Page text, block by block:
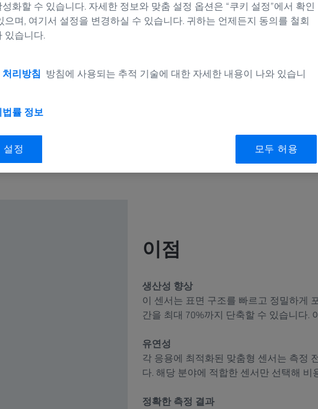
ZEISS CALYPSO의 강력한
되고 사용하기 쉬운 사용
이점
생산성 향상
이 센서는 표면 구조를 빠르고 정밀하게
간을 최대 70%까지 단축할 수 있습니다.
유연성
각 응용에 최적화된 맞춤형 센서는 측정
다. 해당 분야에 적합한 센서만 선택해 비
정확한 측정 결과
화할 수 있습니다. 자세한 정보와 맞춤 설정 옵션은 “쿠키 설정”에서 확인
으며, 여기서 설정을 변경하실 수 있습니다. 귀하는 언제든지 동의를 철회
있습니다.
리방침 방침에 사용되는 추적 기술에 대한 자세한 내용이 나와 있습니
법률 정보
설정 모두 허용